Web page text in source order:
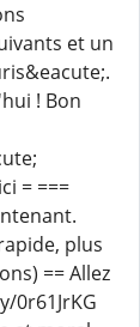
et un
! Bon
= ===
plus
== Allez
0r61JrKG